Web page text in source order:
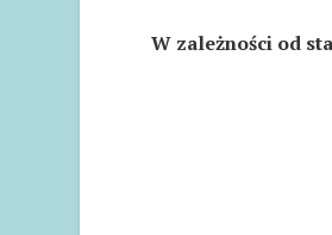
W zależności od